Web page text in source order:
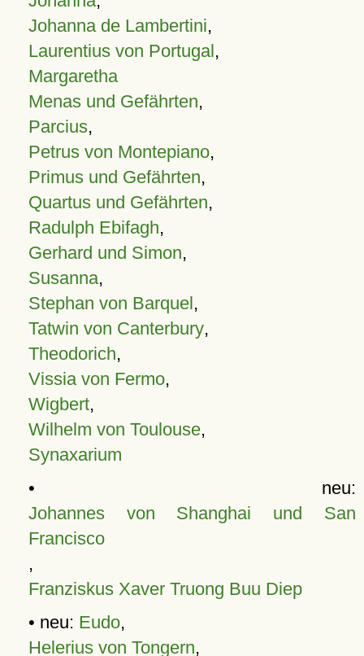
Johanna de Lambertini,
Laurentius von Portugal,
Margaretha
Menas und Gefährten,
Parcius,
Petrus von Montepiano,
Primus und Gefährten,
Quartus und Gefährten,
Radulph Ebifagh,
Gerhard und Simon,
Susanna,
Stephan von Barquel,
Tatwin von Canterbury,
Theodorich,
Vissia von Fermo,
Wigbert,
Wilhelm von Toulouse,
Synaxarium
• neu:
Johannes von Shanghai und San
Francisco
,
Franziskus Xaver Truong Buu Diep
• neu: Eudo,
Helerius von Tongern,